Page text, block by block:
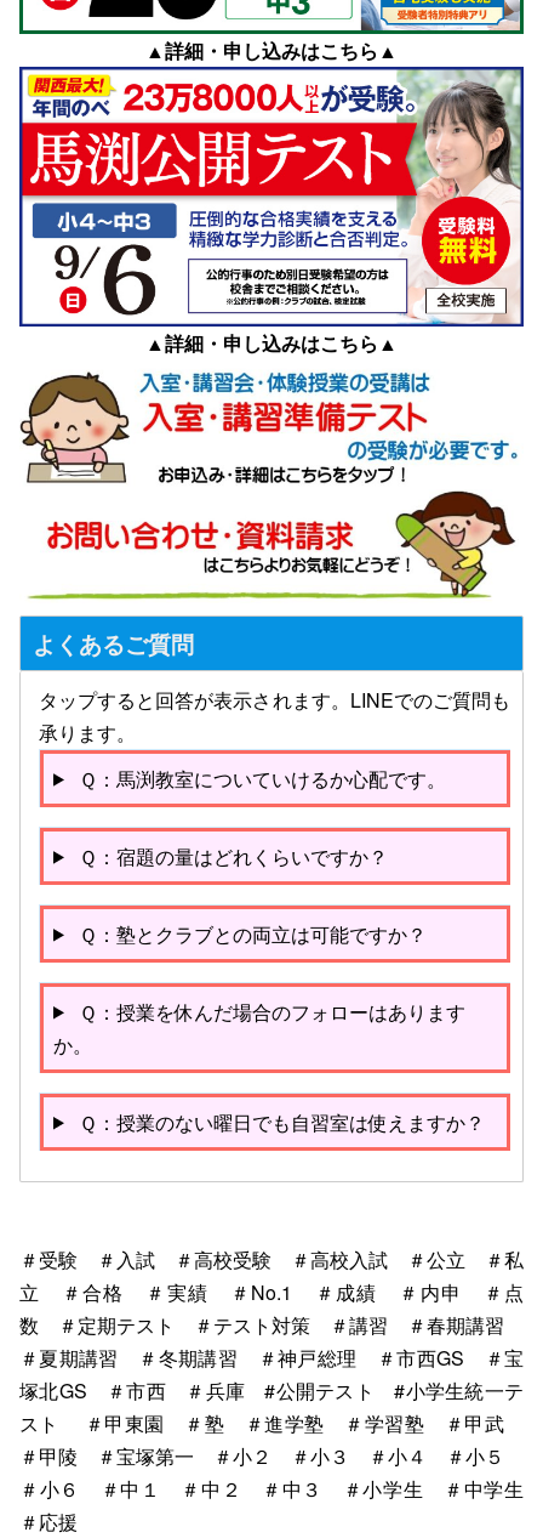
▲詳細・申し込みはこちら ▲
▲詳細・申し込みはこちら ▲
よくあるご質問
タップすると回答が表示されます。LINEでのご質問も
承ります。
Ｑ：馬渕教室についていけるか心配です。
Ｑ：宿題の量はどれくらいですか？
Ｑ：塾とクラブとの両立は可能ですか？
Ｑ：授業を休んだ場合のフォローはあります
か。
Ｑ：授業のない曜日でも自習室は使えますか？
＃受験 ＃入試 ＃高校受験 ＃高校入試 ＃公立 ＃私
立 ＃合格 ＃実績 ＃No.1 ＃成績 ＃内申 ＃点
数 ＃定期テスト ＃テスト対策 ＃講習 ＃春期講習
＃夏期講習 ＃冬期講習 ＃神戸総理 ＃市西GS ＃宝
塚北GS ＃市西 ＃兵庫 #公開テスト #小学生統一テ
スト ＃甲東園 ＃塾 ＃進学塾 ＃学習塾
＃甲武
＃甲陵
＃宝塚第一
＃小２ ＃小３ ＃小４ ＃小５
＃小６ ＃中１ ＃中２ ＃中３ ＃小学生 ＃中学生
＃応援